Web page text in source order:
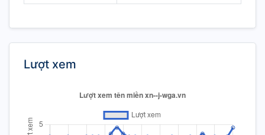
Lượt xem